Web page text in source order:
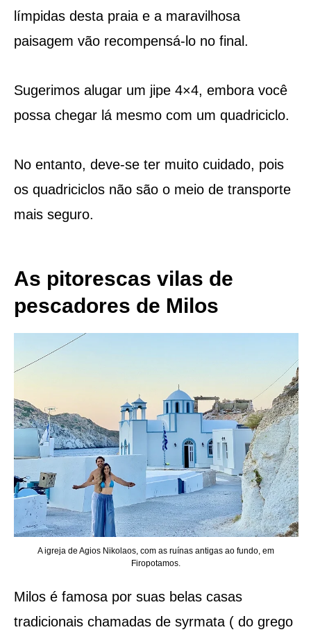
límpidas desta praia e a maravilhosa
paisagem vão recompensá-lo no final.
Sugerimos alugar um jipe ​​4×4, embora você
possa chegar lá mesmo com um quadriciclo.
No entanto, deve-se ter muito cuidado, pois
os quadriciclos não são o meio de transporte
mais seguro.
As pitorescas vilas de
pescadores de Milos
A igreja de Agios Nikolaos, com as ruínas antigas ao fundo, em
Firopotamos.
Milos é famosa por suas belas casas
tradicionais chamadas de syrmata ( do grego